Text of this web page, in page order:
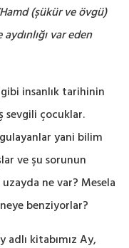
(şükür ve övgü)
var eden
insanlık tarihinin
sevgili çocuklar.
yani bilim
ve şu sorunun
uzayda ne var? Mesela
benziyorlar?
adlı kitabımız Ay,